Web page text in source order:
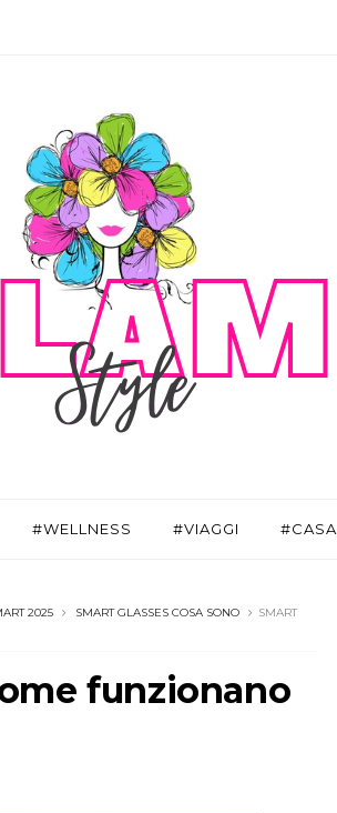
#WELLNESS #VIAGGI #CASA
2025 SMART GLASSES COSA SONO
SMART
funzionano